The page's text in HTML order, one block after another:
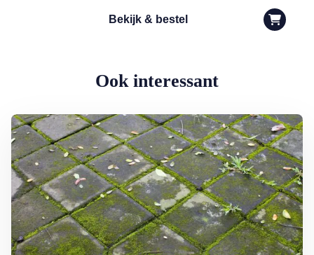
Bekijk & bestel
Ook interessant
Lees meer over Groene aanslag milieuvriendelijk bestrijden